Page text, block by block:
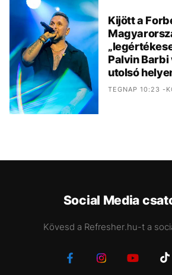
Kijött a
Palvin
utolsó
TEGNAP 10:23 -
Social Media
Kövesd a Refresher.hu-t a